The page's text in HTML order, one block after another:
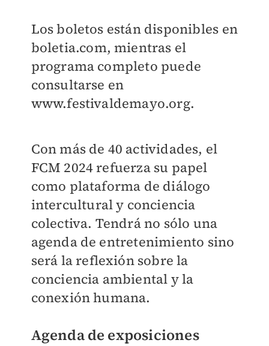
Los boletos están disponibles en
boletia.com, mientras el
programa completo puede
consultarse en
www.festivaldemayo.org.
Con más de 40 actividades, el
FCM 2024 refuerza su papel
como plataforma de diálogo
intercultural y conciencia
colectiva. Tendrá no sólo una
agenda de entretenimiento sino
será la reflexión sobre la
conciencia ambiental y la
conexión humana.
Agenda de exposiciones